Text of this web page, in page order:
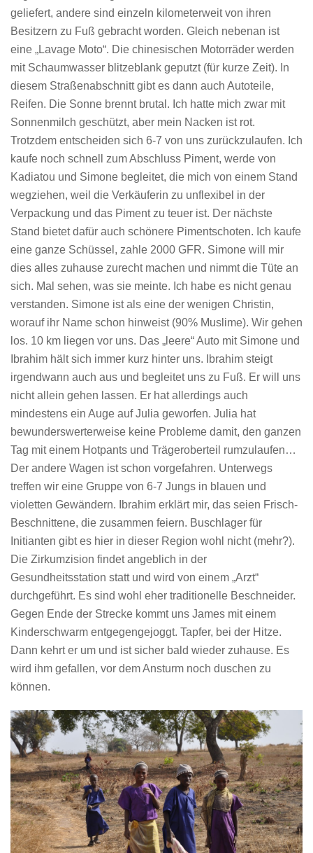
geliefert, andere sind einzeln kilometerweit von ihren
Besitzern zu Fuß gebracht worden. Gleich nebenan ist
eine „Lavage Moto“. Die chinesischen Motorräder werden
mit Schaumwasser blitzeblank geputzt (für kurze Zeit). In
diesem Straßenabschnitt gibt es dann auch Autoteile,
Reifen. Die Sonne brennt brutal. Ich hatte mich zwar mit
Sonnenmilch geschützt, aber mein Nacken ist rot.
Trotzdem entscheiden sich 6-7 von uns zurückzulaufen. Ich
kaufe noch schnell zum Abschluss Piment, werde von
Kadiatou und Simone begleitet, die mich von einem Stand
wegziehen, weil die Verkäuferin zu unflexibel in der
Verpackung und das Piment zu teuer ist. Der nächste
Stand bietet dafür auch schönere Pimentschoten. Ich kaufe
eine ganze Schüssel, zahle 2000 GFR. Simone will mir
dies alles zuhause zurecht machen und nimmt die Tüte an
sich. Mal sehen, was sie meinte. Ich habe es nicht genau
verstanden. Simone ist als eine der wenigen Christin,
worauf ihr Name schon hinweist (90% Muslime). Wir gehen
los. 10 km liegen vor uns. Das „leere“ Auto mit Simone und
Ibrahim hält sich immer kurz hinter uns. Ibrahim steigt
irgendwann auch aus und begleitet uns zu Fuß. Er will uns
nicht allein gehen lassen. Er hat allerdings auch
mindestens ein Auge auf Julia geworfen. Julia hat
bewunderswerterweise keine Probleme damit, den ganzen
Tag mit einem Hotpants und Trägeroberteil rumzulaufen…
Der andere Wagen ist schon vorgefahren. Unterwegs
treffen wir eine Gruppe von 6-7 Jungs in blauen und
violetten Gewändern. Ibrahim erklärt mir, das seien Frisch-
Beschnittene, die zusammen feiern. Buschlager für
Initianten gibt es hier in dieser Region wohl nicht (mehr?).
Die Zirkumzision findet angeblich in der
Gesundheitsstation statt und wird von einem „Arzt“
durchgeführt. Es sind wohl eher traditionelle Beschneider.
Gegen Ende der Strecke kommt uns James mit einem
Kinderschwarm entgegengejoggt. Tapfer, bei der Hitze.
Dann kehrt er um und ist sicher bald wieder zuhause. Es
wird ihm gefallen, vor dem Ansturm noch duschen zu
können.